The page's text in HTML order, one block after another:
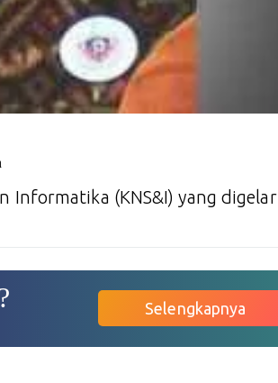
Informatika (KNS&I) yang digelar
Selengkapnya